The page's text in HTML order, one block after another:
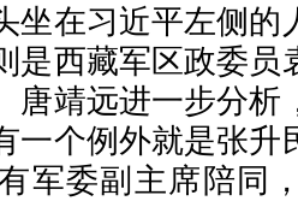
坐在习近平左侧的
是西藏军区政委员
唐靖远进一步分析
一个例外就是张升
军委副主席陪同